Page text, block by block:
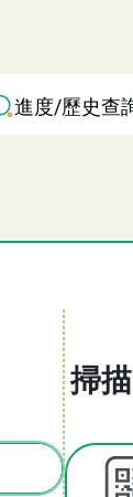
進度/歷史查
掃